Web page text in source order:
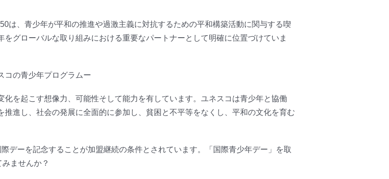
は、青少年が平和の推進や過激主義に対抗するための平和構築活動に関与する喫
グローバルな取り組みにおける重要なパートナーとして明確に位置づけていま
の青少年プログラムー
を起こす想像力、可能性そして能力を有しています。ユネスコは青少年と協働
進し、社会の発展に全面的に参加し、貧困と不平等をなくし、平和の文化を育む
デーを記念することが加盟継続の条件とされています。「国際青少年デー」を取
ませんか？